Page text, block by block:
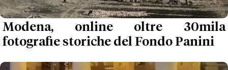
Modena, online oltre 30mila
fotografie storiche del Fondo Panini